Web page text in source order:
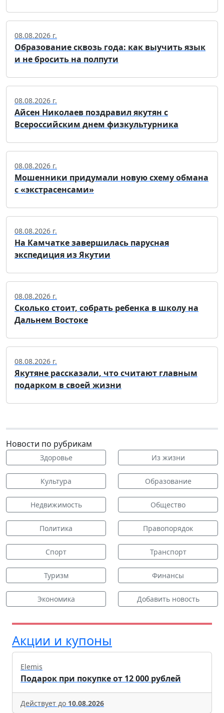
08.08.2026 г.
Образование сквозь года: как выучить язык
и не бросить на полпути
08.08.2026 г.
Айсен Николаев поздравил якутян с
Всероссийским днем физкультурника
08.08.2026 г.
Мошенники придумали новую схему обмана
с «экстрасенсами»
08.08.2026 г.
На Камчатке завершилась парусная
экспедиция из Якутии
08.08.2026 г.
Сколько стоит, собрать ребенка в школу на
Дальнем Востоке
08.08.2026 г.
Якутяне рассказали, что считают главным
подарком в своей жизни
Новости по рубрикам
Здоровье Из жизни
Культура Образование
Недвижимость Общество
Политика Правопорядок
Спорт Транспорт
Туризм Финансы
Экономика Добавить новость
Акции и купоны
Elemis
Подарок при покупке от 12 000 рублей
Действует до 10.08.2026